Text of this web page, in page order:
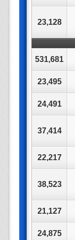
23,128
531,681
23,495
24,491
37,414
22,217
38,523
21,127
24,875